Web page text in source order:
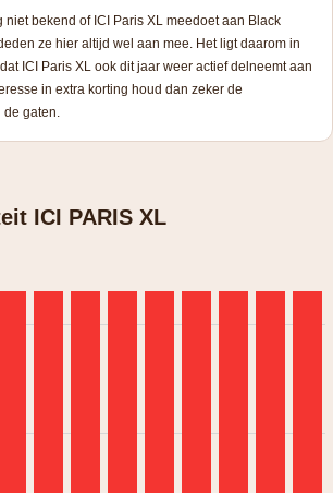
niet bekend of ICI Paris XL meedoet aan Black
ze hier altijd wel aan mee. Het ligt daarom in
ICI Paris XL ook dit jaar weer actief delneemt aan
in extra korting houd dan zeker de
gaten.
ICI PARIS XL